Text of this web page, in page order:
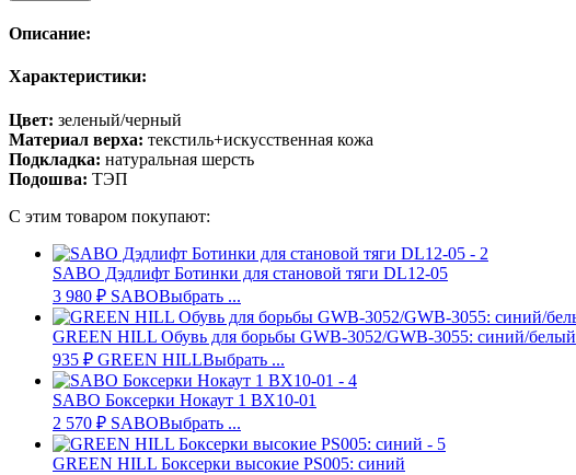
Описание:
Характеристики:
Цвет: зеленый/черный
Материал верха: текстиль+искусственная кожа
Подкладка: натуральная шерсть
Подошва: ТЭП
С этим товаром покупают:
SABO Дэдлифт Ботинки для становой тяги DL12-05
3 980 ₽ SABOВыбрать ...
GREEN HILL Обувь для борьбы GWB-3052/GWB-3055: синий/белый
935 ₽ GREEN HILLВыбрать ...
SABO Боксерки Нокаут 1 BX10-01
2 570 ₽ SABOВыбрать ...
GREEN HILL Боксерки высокие PS005: синий